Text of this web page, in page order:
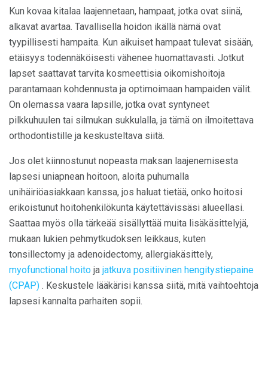
Kun kovaa kitalaa laajennetaan, hampaat, jotka ovat siinä,
alkavat avartaa. Tavallisella hoidon ikällä nämä ovat
tyypillisesti hampaita. Kun aikuiset hampaat tulevat sisään,
etäisyys todennäköisesti vähenee huomattavasti. Jotkut
lapset saattavat tarvita kosmeettisia oikomishoitoja
parantamaan kohdennusta ja optimoimaan hampaiden välit.
On olemassa vaara lapsille, jotka ovat syntyneet
pilkkuhuulen tai silmukan sukkulalla, ja tämä on ilmoitettava
orthodontistille ja keskusteltava siitä.
Jos olet kiinnostunut nopeasta maksan laajenemisesta
lapsesi uniapnean hoitoon, aloita puhumalla
unihäiriöasiakkaan kanssa, jos haluat tietää, onko hoitosi
erikoistunut hoitohenkilökunta käytettävissäsi alueellasi.
Saattaa myös olla tärkeää sisällyttää muita lisäkäsittelyjä,
mukaan lukien pehmytkudoksen leikkaus, kuten
tonsillectomy ja adenoidectomy, allergiakäsittely,
myofunctional hoito ja jatkuva positiivinen hengitystiepaine
(CPAP) . Keskustele lääkärisi kanssa siitä, mitä vaihtoehtoja
lapsesi kannalta parhaiten sopii.